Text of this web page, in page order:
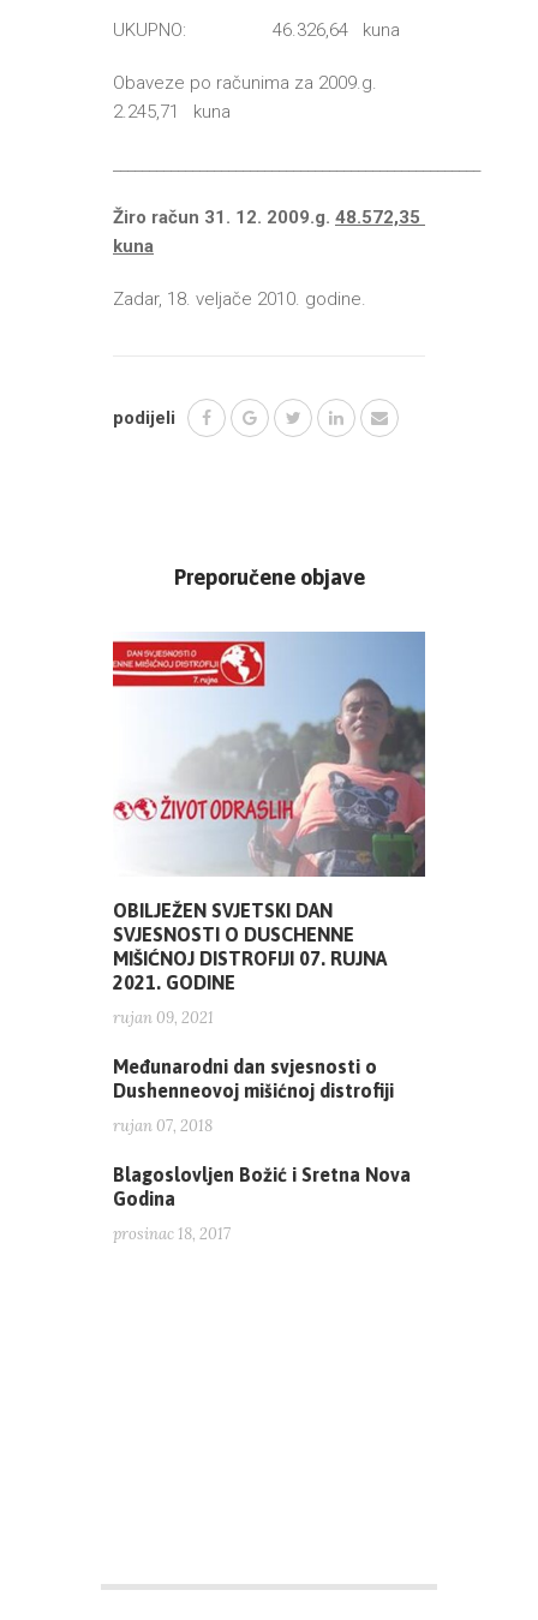
UKUPNO: 46.326,64 kuna
Obaveze po računima za 2009.g.
2.245,71 kuna
Žiro račun 31. 12. 2009.g. 48.572,35
kuna
Zadar, 18. veljače 2010. godine.
podijeli
Preporučene objave
OBILJEŽEN SVJETSKI DAN
SVJESNOSTI O DUSCHENNE
MIŠIĆNOJ DISTROFIJI 07. RUJNA
2021. GODINE
rujan 09, 2021
Međunarodni dan svjesnosti o
Dushenneovoj mišićnoj distrofiji
rujan 07, 2018
Blagoslovljen Božić i Sretna Nova
Godina
prosinac 18, 2017